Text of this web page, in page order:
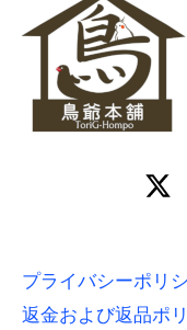
プライバシーポリ
返金および返品ポ